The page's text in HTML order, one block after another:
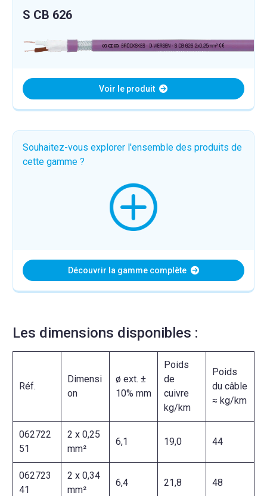
S CB 626
Voir le produit
Souhaitez-vous explorer l'ensemble des produits de
cette gamme ?
Découvrir la gamme complète
Les dimensions disponibles :
Réf.
Dimensi
on
ø ext. ±
10% mm
Poids
de
cuivre
kg/km
Poids
du câble
≈ kg/km
062722
51
2 x 0,25
mm²
6,1 19,0 44
062723
41
2 x 0,34
mm²
6,4 21,8 48